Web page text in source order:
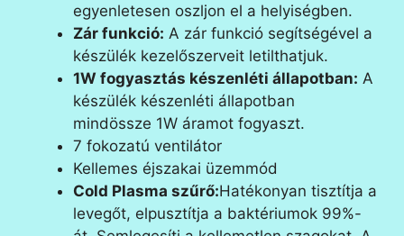
egyenletesen oszljon el a helyiségben.
Zár funkció: A zár funkció segítségével a
készülék kezelőszerveit letilthatjuk.
1W fogyasztás készenléti állapotban: A
készülék készenléti állapotban
mindössze 1W áramot fogyaszt.
7 fokozatú ventilátor
Kellemes éjszakai üzemmód
Cold Plasma szűrő:Hatékonyan tisztítja a
levegőt, elpusztítja a baktériumok 99%-